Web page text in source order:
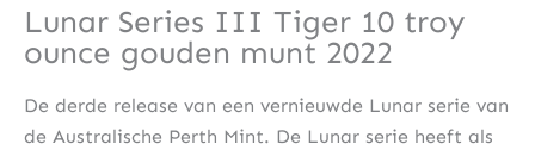
Lunar Series III Tiger 10 troy
ounce gouden munt 2022
De derde release van een vernieuwde Lunar serie van
de Australische Perth Mint. De Lunar serie heeft als